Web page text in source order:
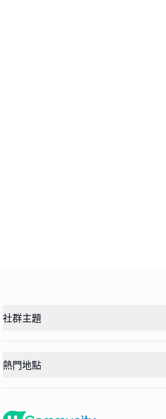
社群主題
熱門地點